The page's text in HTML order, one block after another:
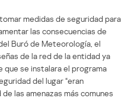
medidas de seguridad para
las consecuencias de
Buró de Meteorología, el
de la red de la entidad ya
se instalara el programa
del lugar “eran
las amenazas más comunes